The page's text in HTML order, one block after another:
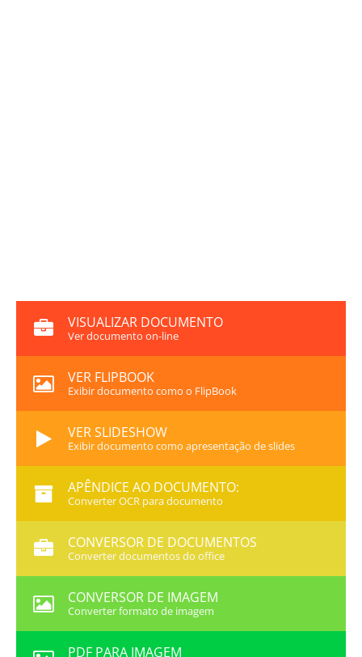
VISUALIZAR DOCUMENTO
Ver documento on-line
VER FLIPBOOK
Exibir documento como o FlipBook
VER SLIDESHOW
Exibir documento como apresentação de slides
APÊNDICE AO DOCUMENTO:
Converter OCR para documento
CONVERSOR DE DOCUMENTOS
Converter documentos do office
CONVERSOR DE IMAGEM
Converter formato de imagem
PDF PARA IMAGEM